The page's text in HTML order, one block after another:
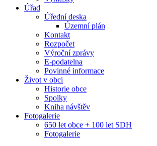
Úřad
Úřední deska
Územní plán
Kontakt
Rozpočet
Výroční zprávy
E-podatelna
Povinné informace
Život v obci
Historie obce
Spolky
Kniha návštěv
Fotogalerie
650 let obce + 100 let SDH
Fotogalerie